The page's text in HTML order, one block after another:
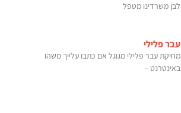
לבן משרדינו מטפל
עבר פלילי
מחיקת עבר פלילי מגוגל אם כתבו עלייך משהו
באינטרנט –